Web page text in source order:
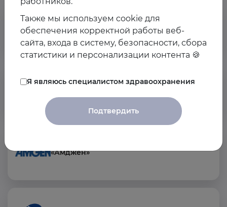
ООО «АстраЗенека Фармасьютикалз»
«Амджен»
Также мы используем cookie для
обеспечения корректной работы веб-
сайта, входа в систему, безопасности, сбора
статистики и персонализации контента 🍪
Я являюсь специалистом здравоохранения
Подтвердить